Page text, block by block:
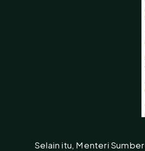
Selain itu, Menteri